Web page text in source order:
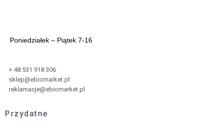
Poniedziałek – Piątek 7-16
+ 48 531 918 306
sklep@ebiomarket.pl
reklamacje@ebiomarket.pl
Przydatne